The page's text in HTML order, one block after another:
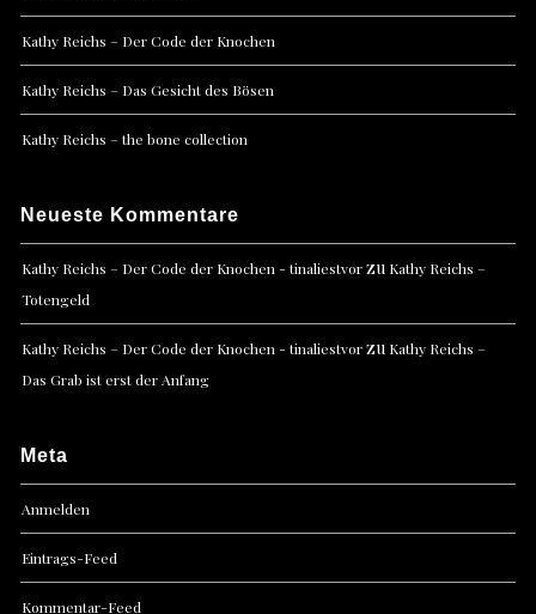
Kathy Reichs – Der Code der Knochen
Kathy Reichs – Das Gesicht des Bösen
Kathy Reichs – the bone collection
Neueste Kommentare
Kathy Reichs – Der Code der Knochen - tinaliestvorzu Kathy Reichs –
Totengeld
Kathy Reichs – Der Code der Knochen - tinaliestvorzu Kathy Reichs –
Das Grab ist erst der Anfang
Meta
Anmelden
Eintrags-Feed
Kommentar-Feed